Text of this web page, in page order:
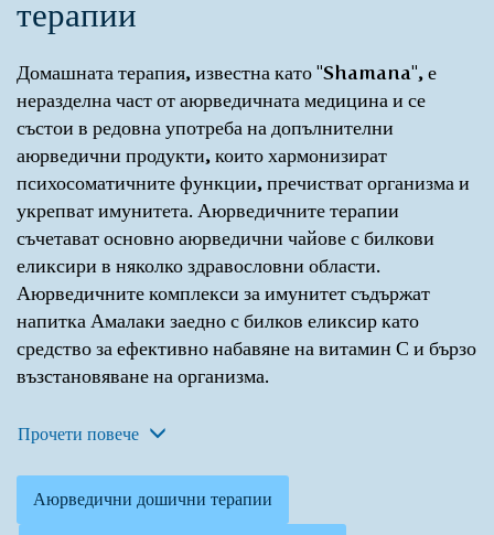
терапии
Домашната терапия, известна като "Shamana", е
неразделна част от аюрведичната медицина и се
състои в редовна употреба на допълнителни
аюрведични продукти, които хармонизират
психосоматичните функции, пречистват организма и
укрепват имунитета. Аюрведичните терапии
съчетават основно аюрведични чайове с билкови
еликсири в няколко здравословни области.
Аюрведичните комплекси за имунитет съдържат
напитка Амалаки заедно с билков еликсир като
средство за ефективно набавяне на витамин С и бързо
възстановяване на организма.
Прочети повече
Аюрведични дошични терапии